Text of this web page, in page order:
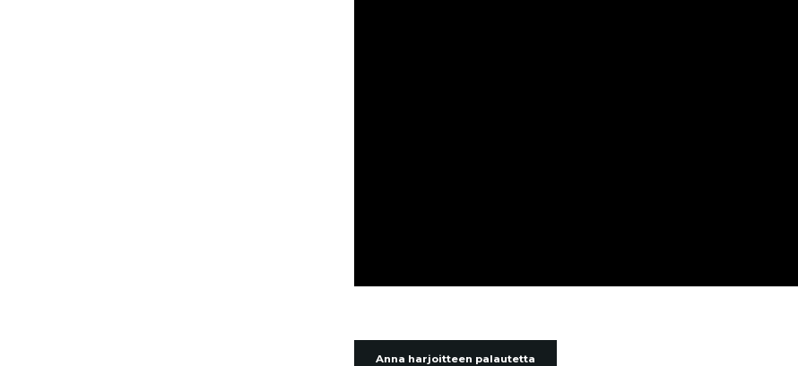
Anna harjoitteen palautetta